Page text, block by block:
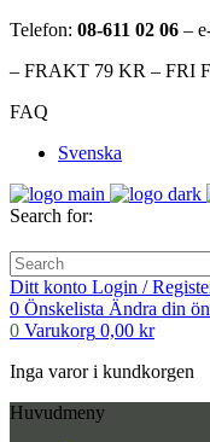
Telefon: 08-611 02 06 –
– FRAKT 79 KR – FRI
FAQ
Svenska
Search for:
Ditt konto Login /
0 Önskelista Ändra din
0 Varukorg 0,00 kr
Inga varor i kundkorgen
Huvudmeny